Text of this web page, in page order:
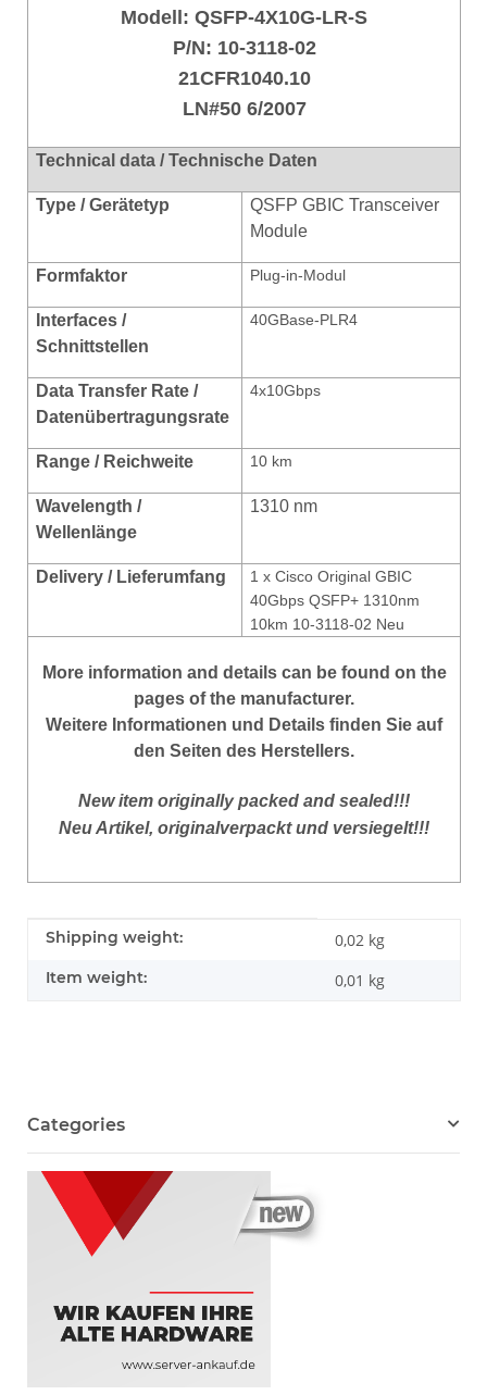
Modell: QSFP-4X10G-LR-S
P/N: 10-3118-02
21CFR1040.10
LN#50 6/2007
Technical data / Technische Daten
Type / Gerätetyp
QSFP GBIC Transceiver
Module
Formfaktor Plug-in-Modul
Interfaces /
Schnittstellen
40GBase-PLR4
Data Transfer Rate /
Datenübertragungsrate
4x10Gbps
Range / Reichweite 10 km
Wavelength /
Wellenlänge
1310 nm
Delivery / Lieferumfang
1 x Cisco Original GBIC
40Gbps QSFP+ 1310nm
10km 10-3118-02 Neu
More information and details can be found on the
pages of the manufacturer.
Weitere Informationen und Details finden Sie auf
den Seiten des Herstellers.
New item originally packed and sealed!!!
Neu Artikel, originalverpackt und versiegelt!!!
Item information
Value
Shipping weight: 0,02 kg
Item weight: 0,01 kg
Categories